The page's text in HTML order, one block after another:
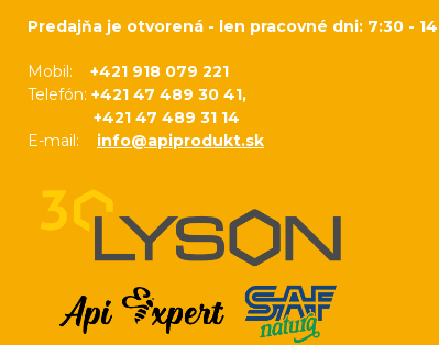
Predajňa je otvorená - len pracovné dni: 7:30 -
Mobil: +421 918 079 221
Telefón: +421 47 489 30 41,
+421 47 489 31 14
E-mail: info@apiprodukt.sk